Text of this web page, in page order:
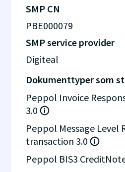
SMP CN
PBE000079
SMP service provider
Digiteal
Dokumenttyper som
Peppol Invoice
3.0
Peppol Message Level
transaction 3.0
Peppol BIS3